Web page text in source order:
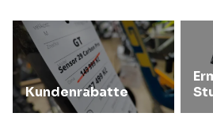
Kundenrabatte